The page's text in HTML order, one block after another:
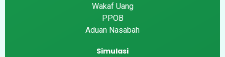
Wakaf Uang
PPOB
Aduan Nasabah
Simulasi